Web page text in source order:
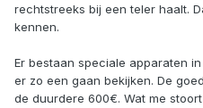
rechtstreeks bij een teler haalt.
kennen.
Er bestaan speciale apparaten
er zo een gaan bekijken. De
de duurdere 600€. Wat me